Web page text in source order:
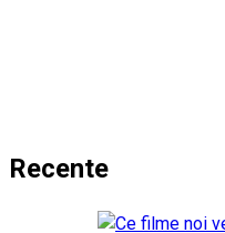
Recente